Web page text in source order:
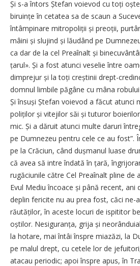
Și s-a întors Ștefan voievod cu toți
biruințe în cetatea sa de scaun a
întâmpinare mitro­poliții și preoții,
mâini și slujind și lăudând pe
ca dar de la cel Prea­înalt și
țarul». Și a fost atunci veselie între
dimprejur și la toți creștinii drept-
domnul limbile păgâne cu mâna
Și însuși Ștefan voievod a făcut
poliților și vitejilor săi și tuturor
mic. Și a dăruit atunci multe daruri
pe Dumnezeu pentru cele ce au fost”.
pe la Crăciun, când dușmanul luase
că avea să intre îndată în țară,
rugăciunile către Cel Preaînalt pline de
Evul Mediu încoace și până recent, ani
deplin fericite nu au prea fost, căci ne-
răutăților, în aceste locuri de ispititor
oștilor. Nesiguranța, grija și
la hotare, mai întâi înspre miazăzi, la
pe malul drept, cu cetele lor de
atacau periodic; apoi înspre apus, în